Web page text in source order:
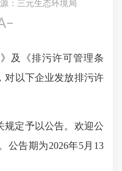
：三元生态环境局
及《排污许可管理条
对以下企业发放排污许
规定予以公告。欢迎公
公告期为2026年5月13